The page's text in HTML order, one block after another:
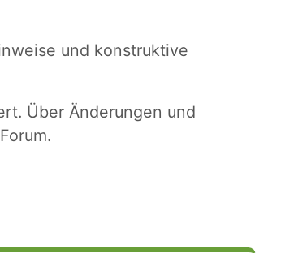
und konstruktive
Über Änderungen und